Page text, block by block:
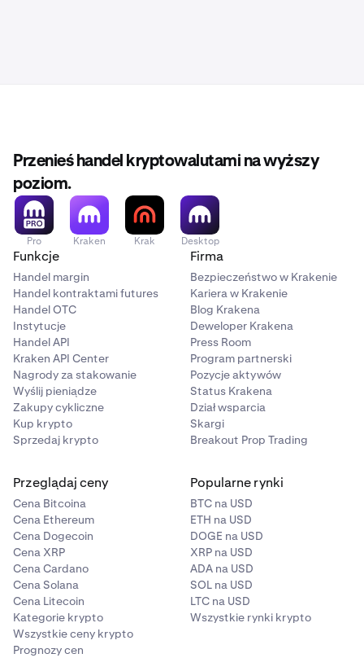
Przenieś handel kryptowalutami na wyższy
poziom.
Pro Kraken Krak Desktop
Funkcje
Handel margin
Handel kontraktami futures
Handel OTC
Instytucje
Handel API
Kraken API Center
Nagrody za stakowanie
Wyślij pieniądze
Zakupy cykliczne
Kup krypto
Sprzedaj krypto
Firma
Bezpieczeństwo w Krakenie
Kariera w Krakenie
Blog Krakena
Deweloper Krakena
Press Room
Program partnerski
Pozycje aktywów
Status Krakena
Dział wsparcia
Skargi
Breakout Prop Trading
Przeglądaj ceny
Cena Bitcoina
Cena Ethereum
Cena Dogecoin
Cena XRP
Cena Cardano
Cena Solana
Cena Litecoin
Kategorie krypto
Wszystkie ceny krypto
Prognozy cen
Popularne rynki
BTC na USD
ETH na USD
DOGE na USD
XRP na USD
ADA na USD
SOL na USD
LTC na USD
Wszystkie rynki krypto